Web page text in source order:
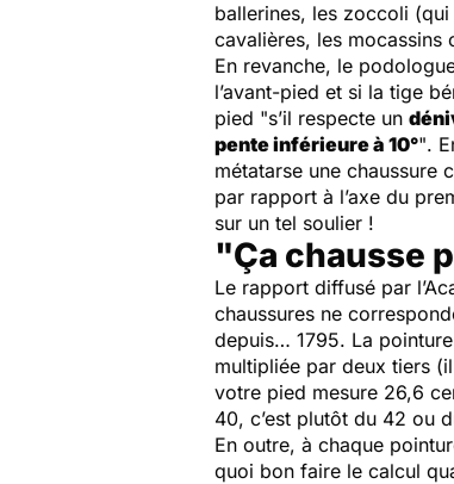
ballerines, les zoccoli (qui
cavalières, les mocassins
En revanche, le
l’avant-pied et si la tige
pied "s’il respecte un
pente inférieure à 10°".
métatarse une chaussure
par rapport à l’axe du
sur un tel soulier !
"Ça chausse
Le rapport diffusé par
chaussures ne
depuis… 1795. La
multipliée par deux tiers
votre pied mesure 26,6
40, c’est plutôt du 42 ou
En outre, à chaque
quoi bon faire le calcul